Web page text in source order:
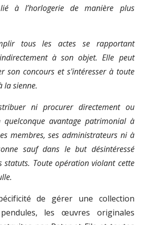
à l’horlogerie de manière plus
tous les actes se rapportant
à son objet. Elle peut
son concours et s'intéresser à toute
la sienne.
ni procurer directement ou
quelconque avantage patrimonial à
membres, ses administrateurs ni à
sauf dans le but désintéressé
statuts. Toute opération violant cette
de gérer une collection
les œuvres originales